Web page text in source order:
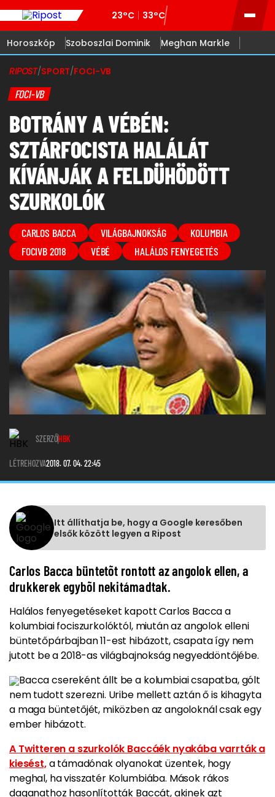
23°C 33°C
Horoszkóp Szoboszlai Dominik Meghan Markle
RIPOST/SPORT/FOCI-VB
FOCI-VB
BOTRÁNY A VÉBÉN:
SZTÁRFOCISTA HALÁLÁT
KÍVÁNJÁK A FELDÜHÖDÖTT
SZURKOLÓK
CARLOS BACCA VILÁGBAJNOKSÁG
KOLUMBIA
FOCIVB 2018
VÉBÉ HALÁLOS FENYEGETÉS
SZERZŐHBK
LÉTREHOZVA2018. 07. 04. 22:45
Itt állíthatja be, hogy a Google keresőben
elsők között legyen a Ripost
Carlos Bacca büntetõt rontott az angolok ellen, a
drukkerek egybõl nekitámadtak.
Halálos fenyegetéseket kapottCarlos Baccaa
kolumbiai fociszurkolóktól, miután az angolok elleni
büntetőpárbajban 11-est hibázott, csapata így nem
jutott be a 2018-as világbajnokság negyeddöntőjébe.
Bacca csereként állt be a kolumbiai csapatba, gólt
nem tudott szerezni. Uribe mellett aztán ő is kihagyta
a maga büntetőjét, miközben az angoloknál csak egy
ember hibázott.
A Twitteren a szurkolók Baccáék nyakába varrták a
kiesést,a támadónak olyanokat üzentek, hogy
meghal, ha visszatér Kolumbiába. Mások rákos
daganathoz hasonlították Baccát, akinek azt